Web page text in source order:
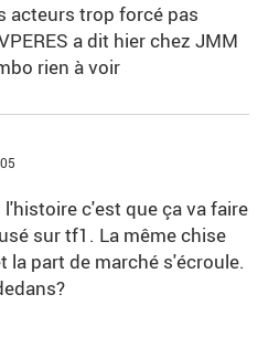
acteurs trop forcé pas
a dit hier chez JMM
rien à voir
c'est que ça va faire
sur tf1. La même chise
la part de marché s'écroule.